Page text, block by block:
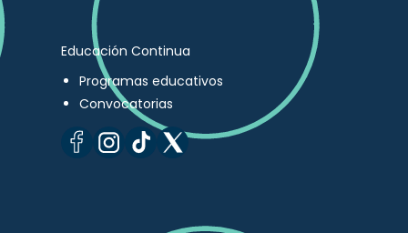
Educación Continua
Programas educativos
Convocatorias